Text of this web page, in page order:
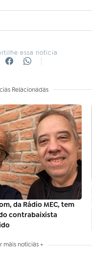
essa notícia
Relacionadas
da Rádio MEC, tem
contrabaixista
mais notícias +